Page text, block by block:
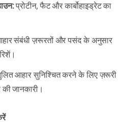
प्रोटीन, फैट और कार्बोहाइड्रेट का
संबंधी ज़रूरतों और पसंद के अनुसार
आहार सुनिश्चित करने के लिए ज़रूरी
जानकारी।